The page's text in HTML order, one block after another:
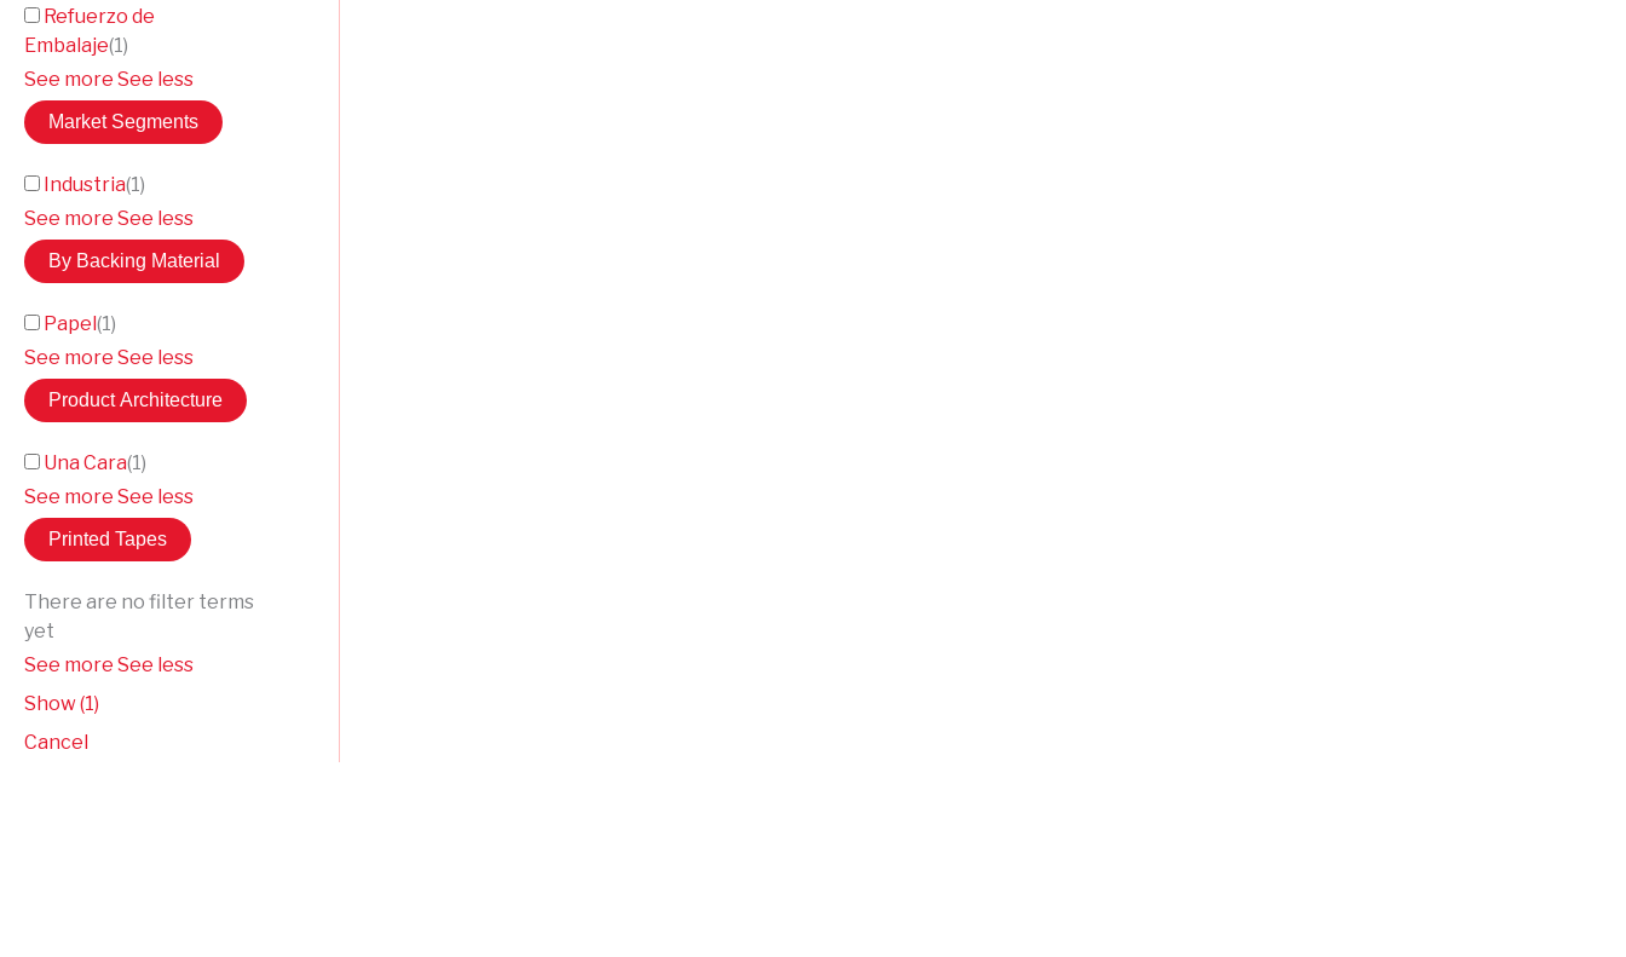
Refuerzo de
Embalaje(1)
See more See less
Market Segments
Industria(1)
See more See less
By Backing Material
Papel (1)
See more See less
Product Architecture
Una Cara(1)
See more See less
Printed Tapes
There are no filter terms
yet
See more See less
Show(1)
Cancel